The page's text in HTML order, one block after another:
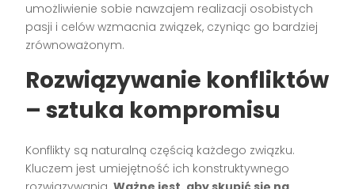
umożliwienie sobie nawzajem realizacji osobistych
pasji i celów wzmacnia związek, czyniąc go bardziej
zrównoważonym.
Rozwiązywanie konfliktów
– sztuka kompromisu
Konflikty są naturalną częścią każdego związku.
Kluczem jest umiejętność ich konstruktywnego